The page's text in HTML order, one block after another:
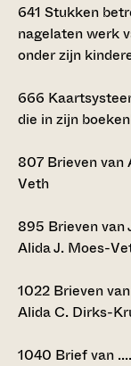
641 Stukken
nagelaten werk
onder zijn
666
die in zijn
807 Brieven van
Veth
895 Brieven van
Alida J. Moes-
1022 Brieven
Alida C. Dirks-
1040 Brief van